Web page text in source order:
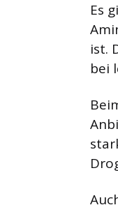
Es
ist.
bei